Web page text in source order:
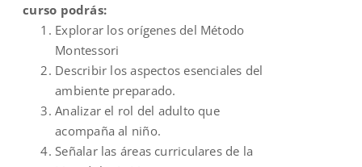
curso podrás:
Explorar los orígenes del Método
Montessori
Describir los aspectos esenciales del
ambiente preparado.
Analizar el rol del adulto que
acompaña al niño.
Señalar las áreas curriculares de la